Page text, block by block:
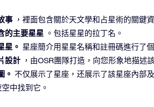
事 ，裡面包含關於天文學和占星術的關鍵
的主要星星 。包括星星的拉丁名。
星。 星座簡介用星星名稱和註冊碼進行了
設計 ，由OSR團隊打造，向您形象地描述
。 不仅展示了星座，还展示了該星座內部
中找到它。